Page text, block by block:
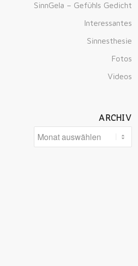
SinnGela – Gefühls Gedicht
Interessantes
Sinnesthesie
Fotos
Videos
ARCHIV